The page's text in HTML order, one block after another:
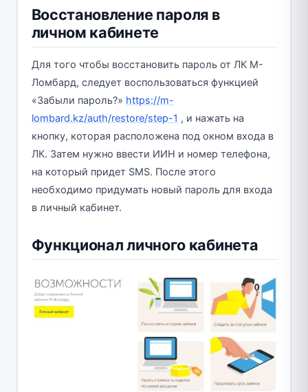
Восстановление пароля в
личном кабинете
Для того чтобы восстановить пароль от ЛК М-
Ломбард, следует воспользоваться функцией
«Забыли пароль?» https://m-
lombard.kz/auth/restore/step-1 , и нажать на
кнопку, которая расположена под окном входа в
ЛК. Затем нужно ввести ИИН и номер телефона,
на который придет SMS. После этого
необходимо придумать новый пароль для входа
в личный кабинет.
Функционал личного кабинета